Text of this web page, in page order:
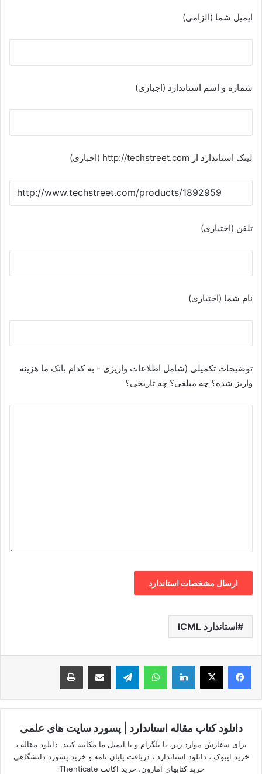
ایمیل شما (الزامی)
شماره و اسم استاندارد (اجباری)
لینک استاندارد از http://techstreet.com (اجباری)
تلفن (اختیاری)
نام شما (اختیاری)
توضیحات تکمیلی (شامل اطلاعات واریزی - به کدام بانک ما هزینه
واریز شده؟ چه مبلغی؟ چه تاریخی؟
استاندارد ICML
لینکدین واتس آپ تلگرام اشتراک گذاری از طریق ایمیل چاپ
دانلود کتاب مقاله استاندارد | پسورد سایت های علمی
برای سفارش موارد زیر، با تلگرام و یا ایمیل ما مکاتبه کنید. دانلود مقاله ،
خرید ایبوک ، دانلود استاندارد ، دریافت پایان نامه و خرید پسورد دانشگاهی
خرید کتابهای آمازون، خرید اکانت iThenticate